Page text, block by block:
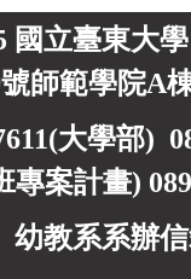
國立臺東大
師範學院A
大學部)
專案計畫)
幼教系系辦